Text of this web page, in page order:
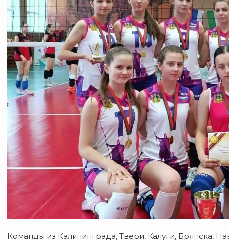
Команды из Калининграда, Твери, Калуги, Брянска,